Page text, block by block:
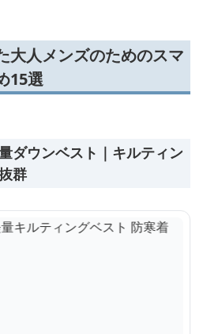
大人メンズのためのスマ
15選
ダウンベスト｜キルティン
群